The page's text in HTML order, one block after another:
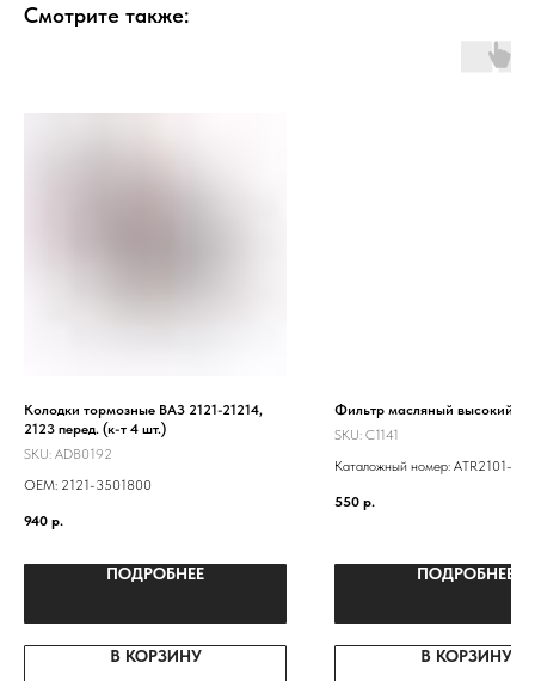
Смотрите также:
Колодки тормозные ВАЗ 2121-21214,
2123 перед. (к-т 4 шт.)
SKU: ADB0192
ОЕМ: 2121-3501800
940 р.
ПОДРОБНЕЕ
В КОРЗИНУ
Фильтр масляный высокий
SKU: C1141
Каталожный номер: ATR2101-
21010101200583 NF-
550 р.
ПОДРОБНЕЕ
В КОРЗИНУ